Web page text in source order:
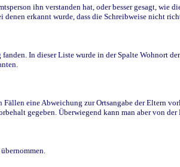
ihn verstanden hat, oder besser gesagt, wie
erkannt wurde, dass die Schreibweise nicht
In dieser Liste wurde in der Spalte Wohnort
eine Abweichung zur Ortsangabe der Eltern
gegeben. Überwiegend kann man aber von der